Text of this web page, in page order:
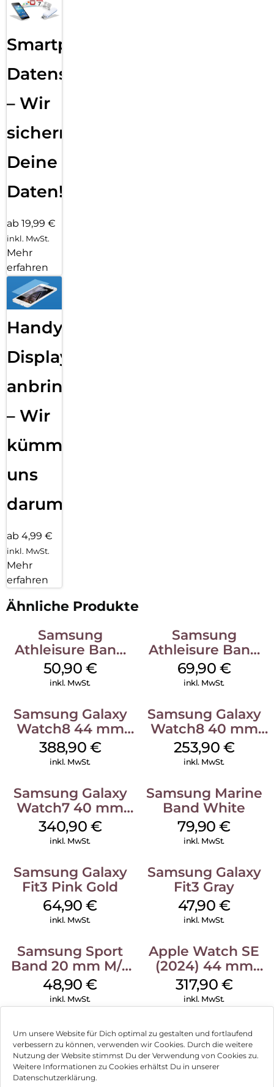
Um unsere Website für Dich optimal zu gestalten und fortlaufend
verbessern zu können, verwenden wir Cookies. Durch die weitere
Nutzung der Website stimmst Du der Verwendung von Cookies zu.
Weitere Informationen zu Cookies erhältst Du in unserer
Datenschutzerklärung.
Smartphone
Datensicherung
– Wir
sichern
Deine
Daten!
ab 19,99 €
inkl. MwSt.
Mehr
erfahren
Handy
Displayfolie
anbringen
– Wir
kümmern
uns
darum!
ab 4,99 €
inkl. MwSt.
Mehr
erfahren
Ähnliche Produkte
Samsung
Athleisure Band
(M/L) Galaxy
Watch8/Watch8
50,90 €
inkl. MwSt.
Samsung
Athleisure Band
(S/M) Galaxy
Watch8/Watch8
69,90 €
inkl. MwSt.
Samsung Galaxy
Watch8 44 mm
Graphite
388,90 €
inkl. MwSt.
Samsung Galaxy
Watch8 40 mm
Graphite
253,90 €
inkl. MwSt.
Samsung Galaxy
Watch7 40 mm
Green
340,90 €
inkl. MwSt.
Samsung Marine
Band White
79,90€
inkl. MwSt.
Samsung Galaxy
Fit3 Pink Gold
64,90€
inkl. MwSt.
Samsung Galaxy
Fit3 Gray
47,90 €
inkl. MwSt.
Samsung Sport
Band 20 mm M/L
Galaxy Watch
Series Silber
48,90€
inkl. MwSt.
Apple Watch SE
(2024) 44 mm
GPS + Cellular
(Sportarmband
Mitternacht M/L)
317,90 €
inkl. MwSt.
Impressum